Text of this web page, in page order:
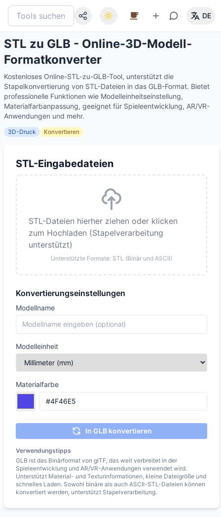
DE
STL zu GLB - Online-3D-Modell-
Formatkonverter
Kostenloses Online-STL-zu-GLB-Tool, unterstützt die
Stapelkonvertierung von STL-Dateien in das GLB-Format. Bietet
professionelle Funktionen wie Modelleinheitseinstellung,
Materialfarbanpassung, geeignet für Spieleentwicklung, AR/VR-
Anwendungen und mehr.
3D-Druck Konvertieren
STL-Eingabedateien
STL-Dateien hierher ziehen oder klicken
zum Hochladen (Stapelverarbeitung
unterstützt)
Unterstützte Formate: STL (Binär und ASCII)
Konvertierungseinstellungen
Modellname
Modelleinheit
Materialfarbe
In GLB konvertieren
Verwendungstipps
GLB ist das Binärformat von glTF, das weit verbreitet in der
Spieleentwicklung und AR/VR-Anwendungen verwendet wird.
Unterstützt Material- und Texturinformationen, kleine Dateigröße und
schnelles Laden. Sowohl binäre als auch ASCII-STL-Dateien können
konvertiert werden, unterstützt Stapelverarbeitung.